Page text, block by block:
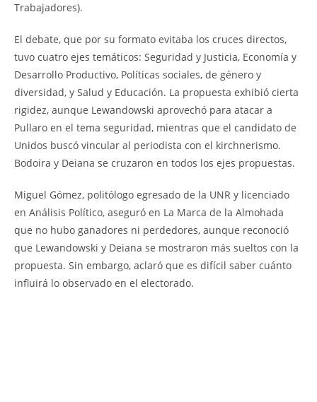
Trabajadores).
El debate, que por su formato evitaba los cruces directos,
tuvo cuatro ejes temáticos: Seguridad y Justicia, Economía y
Desarrollo Productivo, Políticas sociales, de género y
diversidad, y Salud y Educación. La propuesta exhibió cierta
rigidez, aunque Lewandowski aprovechó para atacar a
Pullaro en el tema seguridad, mientras que el candidato de
Unidos buscó vincular al periodista con el kirchnerismo.
Bodoira y Deiana se cruzaron en todos los ejes propuestas.
Miguel Gómez, politólogo egresado de la UNR y licenciado
en Análisis Político, aseguró en La Marca de la Almohada
que no hubo ganadores ni perdedores, aunque reconoció
que Lewandowski y Deiana se mostraron más sueltos con la
propuesta. Sin embargo, aclaró que es difícil saber cuánto
influirá lo observado en el electorado.